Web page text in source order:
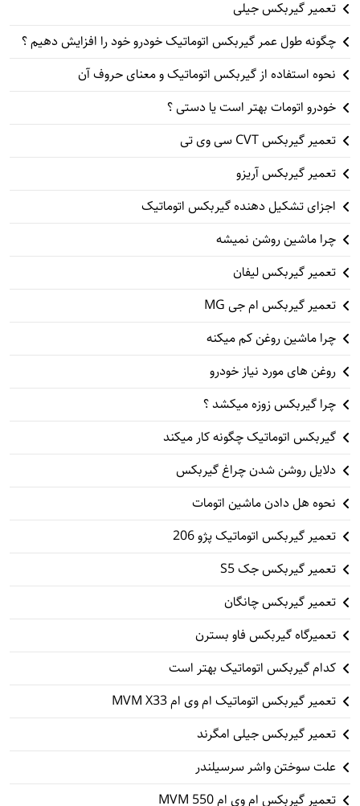
تعمیر گیربکس جیلی
چگونه طول عمر گیربکس اتوماتیک خودرو خود را افزایش دهیم ؟
نحوه استفاده از گیربکس اتوماتیک و معنای حروف آن
خودرو اتومات بهتر است یا دستی ؟
تعمیر گیربکس CVT سی وی تی
تعمیر گیربکس آریزو
اجزای تشکیل دهنده گیربکس اتوماتیک
چرا ماشین روشن نمیشه
تعمیر گیربکس لیفان
تعمیر گیربکس ام جی MG
چرا ماشین روغن کم میکنه
روغن های مورد نیاز خودرو
چرا گیربکس زوزه میکشد ؟
گیربکس اتوماتیک چگونه کار میکند
دلایل روشن شدن چراغ گیربکس
نحوه هل دادن ماشین اتومات
تعمیر گیربکس اتوماتیک پژو 206
تعمیر گیربکس جک S5
تعمیر گیربکس چانگان
تعمیرگاه گیربکس فاو بسترن
کدام گیربکس اتوماتیک بهتر است
تعمیر گیربکس اتوماتیک ام وی ام MVM X33
تعمیر گیربکس جیلی امگرند
علت سوختن واشر سرسیلندر
تعمیر گیربکس ام وی ام 550 MVM